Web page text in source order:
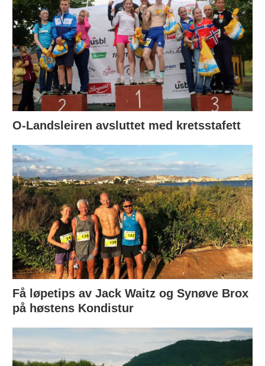
O-Landsleiren avsluttet med kretsstafett
Få løpetips av Jack Waitz og Synøve Brox
på høstens Kondistur